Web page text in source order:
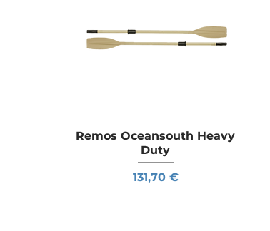
Visualização rápida
Remos Oceansouth Heavy
Duty
Preço
131,70 €